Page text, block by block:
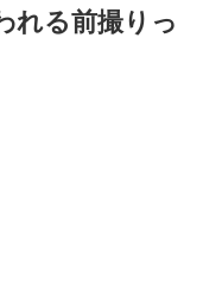
れる前撮りっ